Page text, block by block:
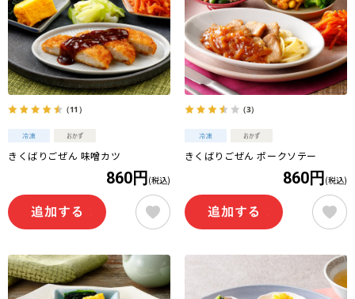
（11）
きくばりごぜん 味噌カツ
860円 (税込)
（3）
きくばりごぜん ポークソテー
860円 (税込)